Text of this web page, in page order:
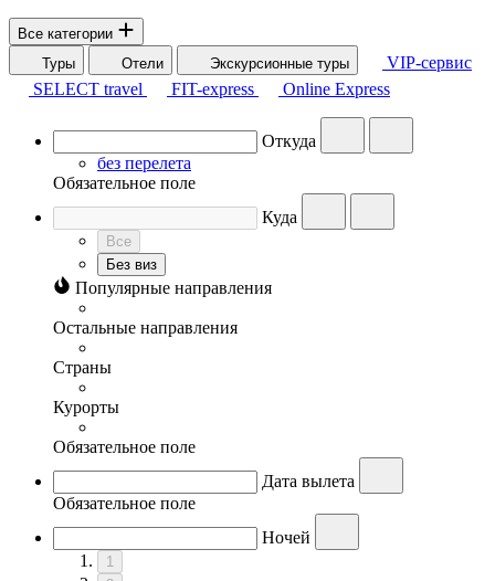
Все категории
Туры
Отели Экскурсионные туры
VIP-сервис
SELECT travel
FIT-express Online Express
Откуда
без перелета
Обязательное поле
Куда
Все
Без виз
Популярные направления
Остальные направления
Страны
Курорты
Обязательное поле
Дата вылета
Обязательное поле
Ночей
1